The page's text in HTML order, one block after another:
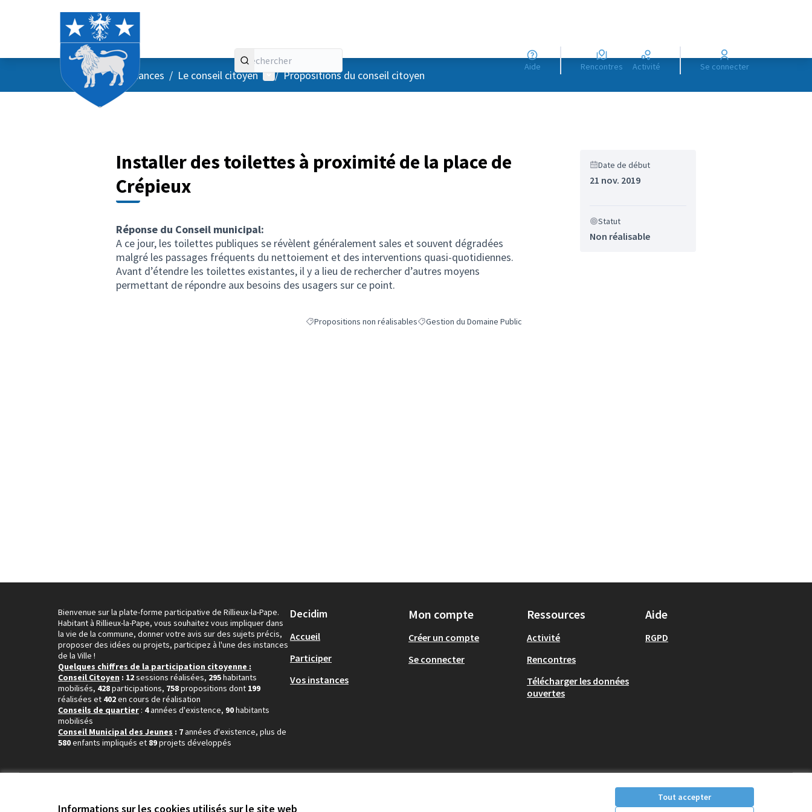
Informations sur les cookies utilisés sur le site web
Tout accepter
Aide Rencontres Activité Se connecter
AccueilMenu principal
/ Vos instances / Le conseil citoyen Menu utilisateur
/ Propositions du conseil citoyen
Installer des toilettes à proximité de la place de
Crépieux
Réponse du Conseil municipal:
A ce jour, les toilettes publiques se révèlent généralement sales et souvent dégradées
malgré les passages fréquents du nettoiement et des interventions quasi-quotidiennes.
Avant d’étendre les toilettes existantes, il y a lieu de rechercher d’autres moyens
permettant de répondre aux besoins des usagers sur ce point.
Filtrer les résultats de la catégorie : Propositions non réalisables
Propositions non réalisablesFiltrer les résultats pour le secteur : Gestion du Domaine Public
Gestion du Domaine Public
Date de début
21 nov. 2019
Statut
Non réalisable
Bienvenue sur la plate-forme participative de Rillieux-la-Pape.
Habitant à Rillieux-la-Pape, vous souhaitez vous impliquer dans
la vie de la commune, donner votre avis sur des sujets précis,
proposer des idées ou projets, participez à l'une des instances
de la Ville !
Quelques chiffres de la participation citoyenne :
Conseil Citoyen : 12sessions réalisées, 295habitants
mobilisés, 428participations, 758propositions dont 199
réalisées et 402en cours de réalisation
Conseils de quartier : 4années d'existence, 90habitants
mobilisés
Conseil Municipal des Jeunes : 7années d'existence, plus de
580enfants impliqués et 89projets développés
Decidim
Accueil
Participer
Vos instances
Mon compte
Créer un compte
Se connecter
Ressources
Activité
Rencontres
Télécharger les données
ouvertes
Aide
RGPD